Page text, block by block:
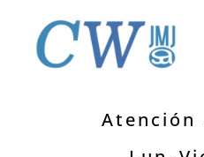
Atención